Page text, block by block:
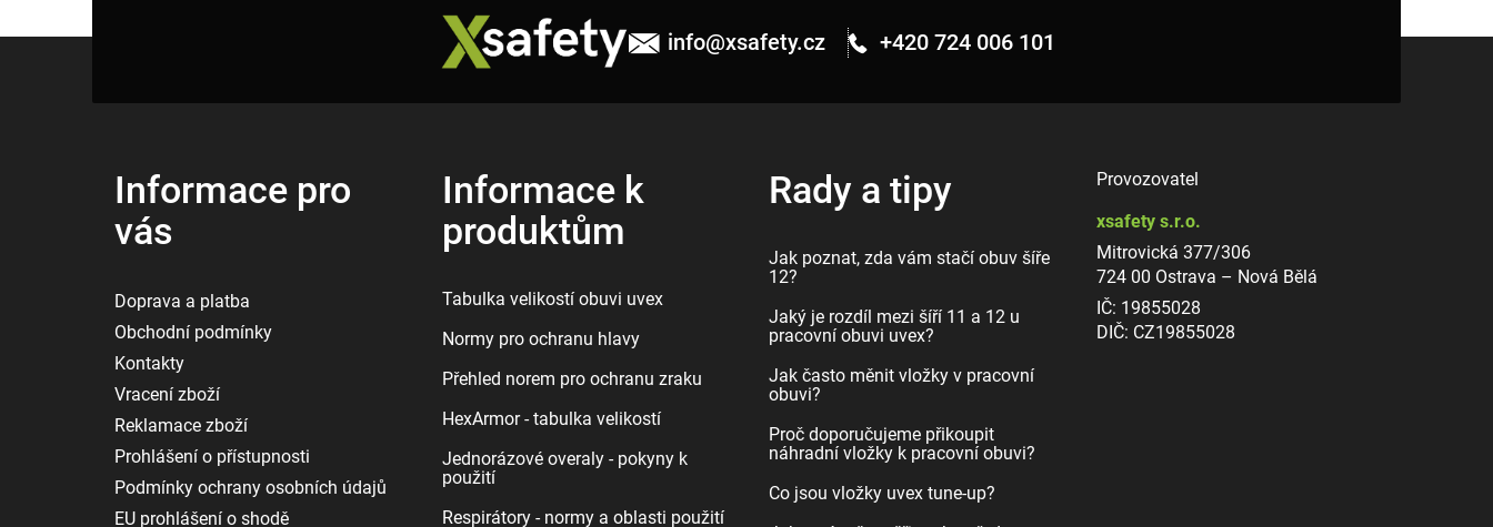
info@xsafety.cz +420 724 006 101
Informace pro
vás
Doprava a platba
Obchodní podmínky
Kontakty
Vracení zboží
Reklamace zboží
Prohlášení o přístupnosti
Podmínky ochrany osobních údajů
EU prohlášení o shodě
Informace k
produktům
Tabulka velikostí obuvi uvex
Normy pro ochranu hlavy
Přehled norem pro ochranu zraku
HexArmor - tabulka velikostí
Jednorázové overaly - pokyny k
použití
Respirátory - normy a oblasti použití
Rady a tipy
Jak poznat, zda vám stačí obuv šíře
12?
Jaký je rozdíl mezi šíří 11 a 12 u
pracovní obuvi uvex?
Jak často měnit vložky v pracovní
obuvi?
Proč doporučujeme přikoupit
náhradní vložky k pracovní obuvi?
Co jsou vložky uvex tune-up?
Provozovatel
xsafety s.r.o.
Mitrovická 377/306
724 00 Ostrava – Nová Bělá
IČ: 19855028
DIČ: CZ19855028